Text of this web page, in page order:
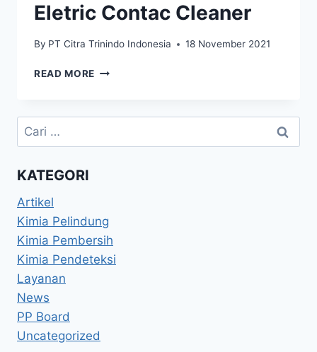
Eletric Contac Cleaner
By PT Citra Trinindo Indonesia 18 November 2021
READ MORE
KATEGORI
Artikel
Kimia Pelindung
Kimia Pembersih
Kimia Pendeteksi
Layanan
News
PP Board
Uncategorized